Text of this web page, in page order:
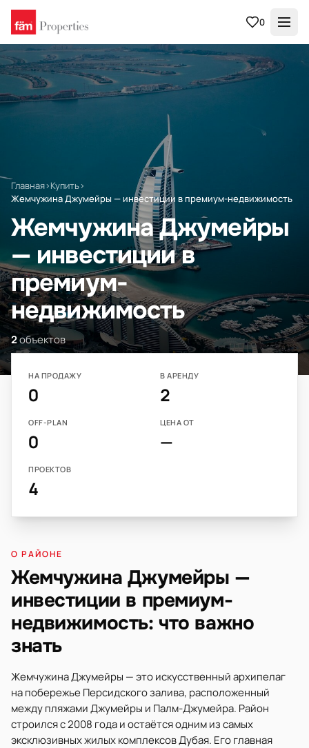
0
Главная›Купить›
Жемчужина Джумейры — инвестиции в премиум-недвижимость
Жемчужина Джумейры
— инвестиции в
премиум-
недвижимость
2объектов
НА ПРОДАЖУ
0
В АРЕНДУ
2
OFF-PLAN
0
ЦЕНА ОТ
—
ПРОЕКТОВ
4
О РАЙОНЕ
Жемчужина Джумейры —
инвестиции в премиум-
недвижимость: что важно
знать
Жемчужина Джумейры — это искусственный архипелаг
на побережье Персидского залива, расположенный
между пляжами Джумейры и Палм-Джумейра. Район
строился с 2008 года и остаётся одним из самых
эксклюзивных жилых комплексов Дубая. Его главная